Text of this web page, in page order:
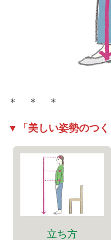
＊ ＊ ＊
▼「美しい姿勢のつ
立ち方